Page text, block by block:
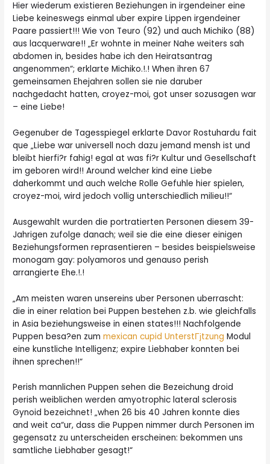
Hier wiederum existieren Beziehungen in irgendeiner eine
Liebe keineswegs einmal uber expire Lippen irgendeiner
Paare passiert!!! Wie von Teuro (92) und auch Michiko (88)
aus lacquerware!! „Er wohnte in meiner Nahe weiters sah
abdomen in, besides habe ich den Heiratsantrag
angenommen“; erklarte Michiko.!.! When ihren 67
gemeinsamen Ehejahren sollen sie nie daruber
nachgedacht hatten, croyez-moi, got unser sozusagen war
– eine Liebe!
Gegenuber de Tagesspiegel erklarte Davor Rostuhardu fait
que „Liebe war universell noch dazu jemand mensh ist und
bleibt hierfi?r fahig! egal at was fi?r Kultur und Gesellschaft
im geboren wird!! Around welcher kind eine Liebe
daherkommt und auch welche Rolle Gefuhle hier spielen,
croyez-moi, wird jedoch vollig unterschiedlich milieu!!“
Ausgewahlt wurden die portratierten Personen diesem 39-
Jahrigen zufolge danach; weil sie die eine dieser einigen
Beziehungsformen reprasentieren – besides beispielsweise
monogam gay: polyamoros und genauso perish
arrangierte Ehe.!.!
„Am meisten waren unsereins uber Personen uberrascht:
die in einer relation bei Puppen bestehen z.b. wie gleichfalls
in Asia beziehungsweise in einen states!!! Nachfolgende
Puppen besa?en zummexican cupid UnterstГјtzung Modul
eine kunstliche Intelligenz; expire Liebhaber konnten bei
ihnen sprechen!!“
Perish mannlichen Puppen sehen die Bezeichung droid
perish weiblichen werden amyotrophic lateral sclerosis
Gynoid bezeichnet! „when 26 bis 40 Jahren konnte dies
and weit ca“ur, dass die Puppen nimmer durch Personen im
gegensatz zu unterscheiden erscheinen: bekommen uns
samtliche Liebhaber gesagt!“